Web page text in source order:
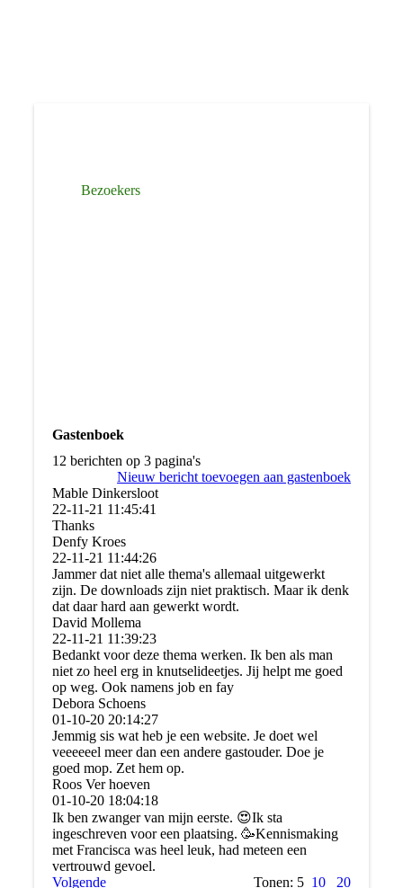
Bezoekers
Gastenboek
12 berichten op 3 pagina's
Nieuw bericht toevoegen aan gastenboek
Mable Dinkersloot
22-11-21 11:45:41
Thanks
Denfy Kroes
22-11-21 11:44:26
Jammer dat niet alle thema's allemaal uitgewerkt
zijn. De downloads zijn niet praktisch. Maar ik denk
dat daar hard aan gewerkt wordt.
David Mollema
22-11-21 11:39:23
Bedankt voor deze thema werken. Ik ben als man
niet zo heel erg in knutselideetjes. Jij helpt me goed
op weg. Ook namens job en fay
Debora Schoens
01-10-20 20:14:27
Jemmig sis wat heb je een website. Je doet wel
veeeeeel meer dan een andere gastouder. Doe je
goed mop. Zet hem op.
Roos Ver hoeven
01-10-20 18:04:18
Ik ben zwanger van mijn eerste. 😍Ik sta
ingeschreven voor een plaatsing. 🥳Kennismaking
met Francisca was heel leuk, had meteen een
vertrouwd gevoel.
Volgende
Tonen: 5 10 20